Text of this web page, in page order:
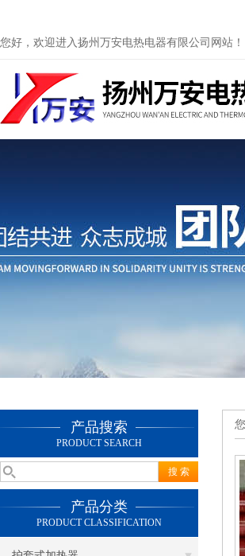
您好，欢迎进入扬州万安电热电器有限公司网站！
产品搜索
PRODUCT SEARCH
产品分类
PRODUCT CLASSIFICATION